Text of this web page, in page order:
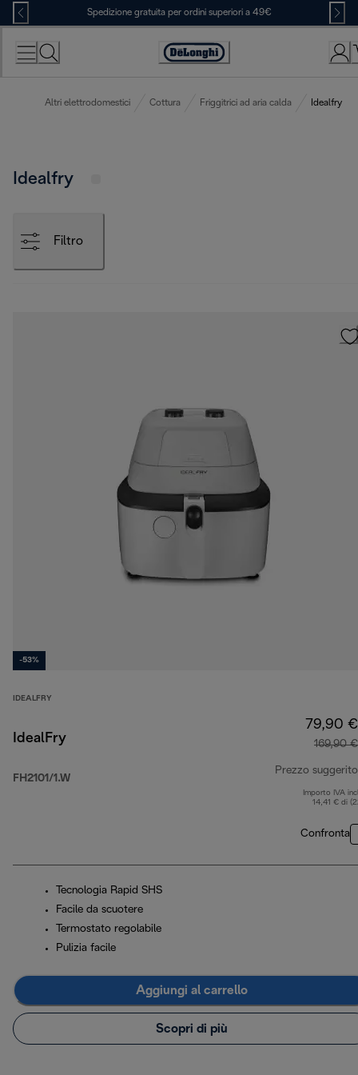
Skip
to
Content
Spedizione gratuita per ordini superiori a 49€
Accessibility
Altri elettrodomestici Cottura Friggitrici ad aria calda Idealfry
Idealfry
Filtro
-53%
IDEALFRY
IdealFry
FH2101/1.W
79,90 €
169,90 €
Prezzo suggerito
Importo IVA
14,41 € di
Confronta
Tecnologia Rapid SHS
Facile da scuotere
Termostato regolabile
Pulizia facile
Aggiungi al carrello
Scopri di più